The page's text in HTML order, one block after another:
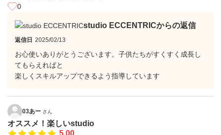
0
studio ECCENTRICからの返信
返信日 2025/02/13
お心使いありがとうございます。子供たちがすくすく成長し
てもらえればと
楽しくスキルアップできるよう指導しています
03あー さん
オススメ！楽しいstudio
5.00